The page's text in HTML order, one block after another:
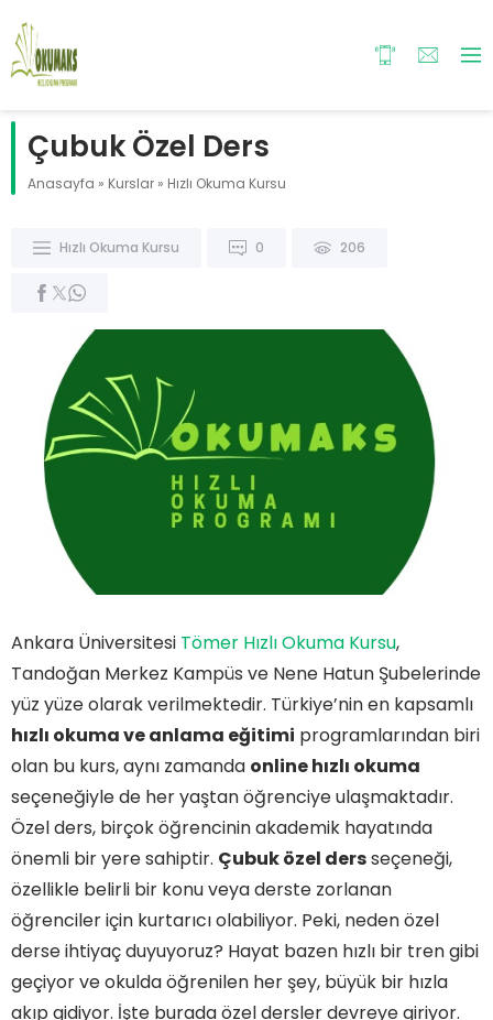
Çubuk Özel Ders
Anasayfa » Kurslar » Hızlı Okuma Kursu
Hızlı Okuma Kursu 0 206
Ankara Üniversitesi Tömer Hızlı Okuma Kursu,
Tandoğan Merkez Kampüs ve Nene Hatun Şubelerinde
yüz yüze olarak verilmektedir. Türkiye’nin en kapsamlı
hızlı okuma ve anlama eğitimi programlarından biri
olan bu kurs, aynı zamanda online hızlı okuma
seçeneğiyle de her yaştan öğrenciye ulaşmaktadır.
Özel ders, birçok öğrencinin akademik hayatında
önemli bir yere sahiptir. Çubuk özel dersseçeneği,
özellikle belirli bir konu veya derste zorlanan
öğrenciler için kurtarıcı olabiliyor. Peki, neden özel
derse ihtiyaç duyuyoruz? Hayat bazen hızlı bir tren gibi
geçiyor ve okulda öğrenilen her şey, büyük bir hızla
akıp gidiyor. İşte burada özel dersler devreye giriyor.